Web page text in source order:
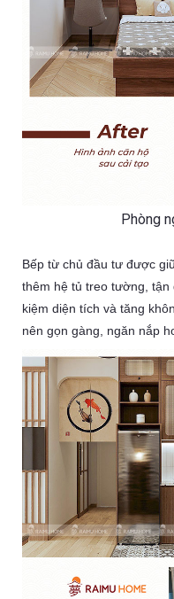
Phòng
Bếp từ chủ đầu tư được
thêm hệ tủ treo tường,
kiệm diện tích và tăng
nên gọn gàng, ngăn nắp